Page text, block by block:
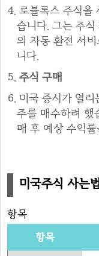
로블록스 주식을
습니다. 그는 주
의 자동 환전 서
니다.
주식 구매
미국 증시가 열
주를 매수하려 했
매 후 예상 수익
미국주식 사는
항목
항목